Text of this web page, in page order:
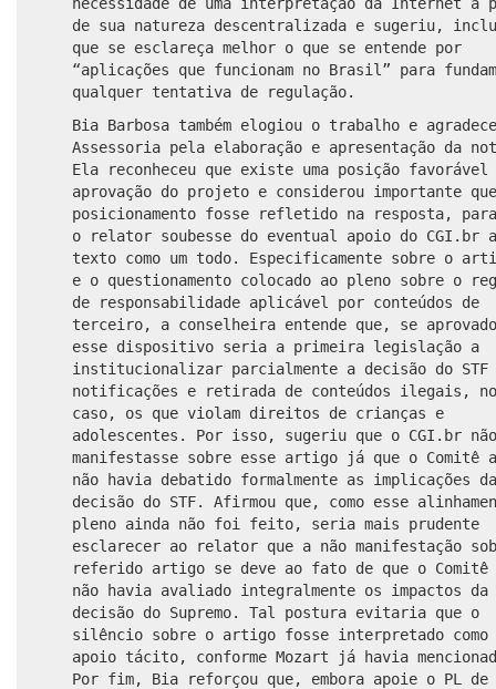
de sua natureza descentralizada e sugeriu,
que se esclareça melhor o que se entende por
“aplicações que funcionam no Brasil” para
qualquer tentativa de regulação.
Bia Barbosa também elogiou o trabalho e
Assessoria pela elaboração e apresentação da
Ela reconheceu que existe uma posição favorável
aprovação do projeto e considerou importante
posicionamento fosse refletido na resposta,
o relator soubesse do eventual apoio do CGI.br
texto como um todo. Especificamente sobre o
e o questionamento colocado ao pleno sobre o
de responsabilidade aplicável por conteúdos de
terceiro, a conselheira entende que, se
esse dispositivo seria a primeira legislação a
institucionalizar parcialmente a decisão do STF
notificações e retirada de conteúdos ilegais, no
caso, os que violam direitos de crianças e
adolescentes. Por isso, sugeriu que o CGI.br
manifestasse sobre esse artigo já que o Comitê
não havia debatido formalmente as implicações da
decisão do STF. Afirmou que, como esse
pleno ainda não foi feito, seria mais prudente
esclarecer ao relator que a não manifestação
referido artigo se deve ao fato de que o Comitê
não havia avaliado integralmente os impactos da
decisão do Supremo. Tal postura evitaria que o
silêncio sobre o artigo fosse interpretado como
apoio tácito, conforme Mozart já havia
Por fim, Bia reforçou que, embora apoie o PL de